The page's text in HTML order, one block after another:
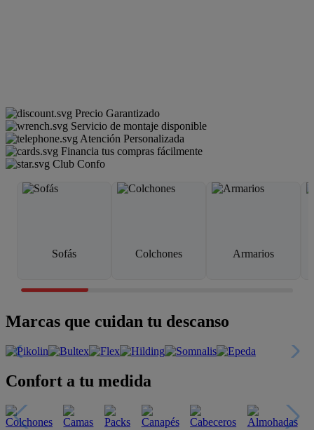
Precio Garantizado
Servicio de montaje disponible
Atención Personalizada
Financia tus compras fácilmente
Club Confo
Sofás Colchones Armarios
Marcas que cuidan tu descanso
Confort a tu medida